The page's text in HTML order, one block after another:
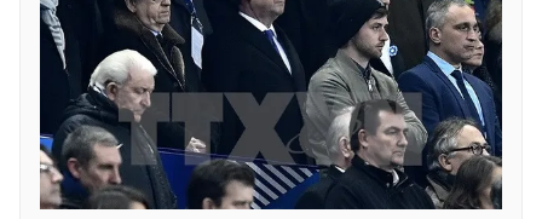
Ðiện thoại Thời báo VTV:
024.66 897 897
Email:
toasoan@vtv.vn
Liên hệ quảng cáo:024-7300.7108